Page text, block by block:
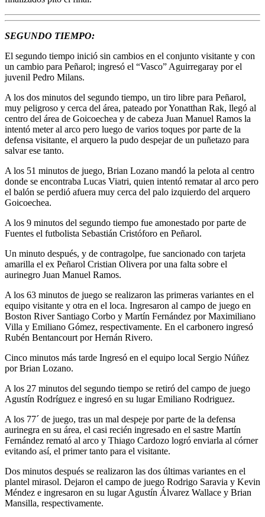
SEGUNDO TIEMPO:
El segundo tiempo inició sin cambios en el conjunto visitante y con
un cambio para Peñarol; ingresó el “Vasco” Aguirregaray por el
juvenil Pedro Milans.
A los dos minutos del segundo tiempo, un tiro libre para Peñarol,
muy peligroso y cerca del área, pateado por Yonatthan Rak, llegó al
centro del área de Goicoechea y de cabeza Juan Manuel Ramos la
intentó meter al arco pero luego de varios toques por parte de la
defensa visitante, el arquero la pudo despejar de un puñetazo para
salvar ese tanto.
A los 51 minutos de juego, Brian Lozano mandó la pelota al centro
donde se encontraba Lucas Viatri, quien intentó rematar al arco pero
el balón se perdió afuera muy cerca del palo izquierdo del arquero
Goicoechea.
A los 9 minutos del segundo tiempo fue amonestado por parte de
Fuentes el futbolista Sebastián Cristóforo en Peñarol.
Un minuto después, y de contragolpe, fue sancionado con tarjeta
amarilla el ex Peñarol Cristian Olivera por una falta sobre el
aurinegro Juan Manuel Ramos.
A los 63 minutos de juego se realizaron las primeras variantes en el
equipo visitante y otra en el loca. Ingresaron al campo de juego en
Boston River Santiago Corbo y Martín Fernández por Maximiliano
Villa y Emiliano Gómez, respectivamente. En el carbonero ingresó
Rubén Bentancourt por Hernán Rivero.
Cinco minutos más tarde Ingresó en el equipo local Sergio Núñez
por Brian Lozano.
A los 27 minutos del segundo tiempo se retiró del campo de juego
Agustín Rodríguez e ingresó en su lugar Emiliano Rodriguez.
A los 77´ de juego, tras un mal despeje por parte de la defensa
aurinegra en su área, el casi recién ingresado en el sastre Martín
Fernández remató al arco y Thiago Cardozo logró enviarla al córner
evitando así, el primer tanto para el visitante.
Dos minutos después se realizaron las dos últimas variantes en el
plantel mirasol. Dejaron el campo de juego Rodrigo Saravia y Kevin
Méndez e ingresaron en su lugar Agustín Álvarez Wallace y Brian
Mansilla, respectivamente.